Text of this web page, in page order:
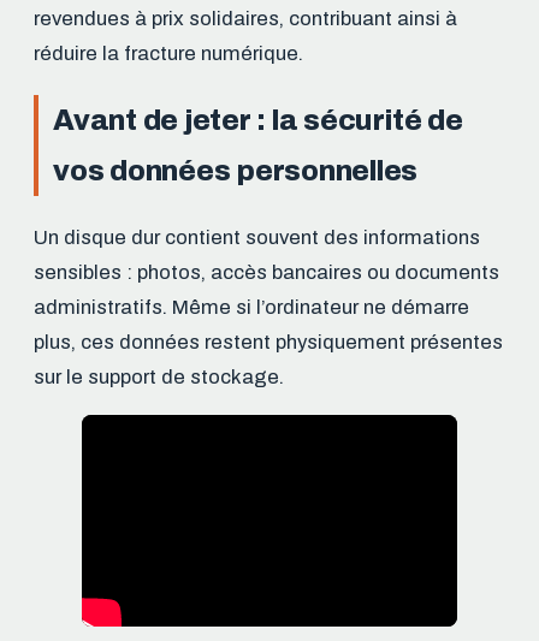
revendues à prix solidaires, contribuant ainsi à
réduire la fracture numérique.
Avant de jeter : la sécurité de
vos données personnelles
Un disque dur contient souvent des informations
sensibles : photos, accès bancaires ou documents
administratifs. Même si l’ordinateur ne démarre
plus, ces données restent physiquement présentes
sur le support de stockage.